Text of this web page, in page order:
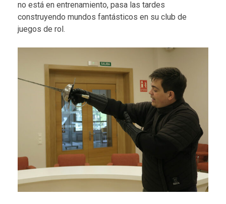
no está en entrenamiento, pasa las tardes
construyendo mundos fantásticos en su club de
juegos de rol.